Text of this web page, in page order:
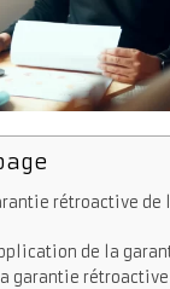
rétroactive de
de la
garantie